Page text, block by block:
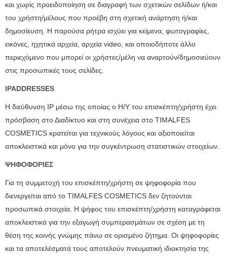
και χωρίς προειδοποίηση σε διαγραφή των σχετικών σελίδων ή/και
του χρήστη/μέλους που προέβη στη σχετική ανάρτηση ή/και
δημοσίευση. Η παρούσα ρήτρα ισχύει για κείμενα, φωτογραφίες,
εικόνες, ηχητικά αρχεία, αρχεία video, και οποιοδήποτε άλλο
περιεχόμενο που μπορεί οι χρήστες/μέλη να αναρτούν/δημοσιεύουν
στις προσωπικές τους σελίδες.
IPADDRESSES
H διεύθυνση IP μέσω της οποίας ο Η/Υ του επισκέπτη/χρήστη έχει
πρόσβαση στο Διαδίκτυο και στη συνέχεια στο TIMALFES
COSMETICS κρατείται για τεχνικούς λόγους και αξιοποιείται
αποκλειστικά και μόνο για την συγκέντρωση στατιστικών στοιχείων.
ΨΗΦΟΦΟΡΙΕΣ
Για τη συμμετοχή του επισκέπτη/χρήστη σε ψηφοφορία που
διενεργείται από το TIMALFES COSMETICS δεν ζητούνται
προσωπικά στοιχεία. Η ψήφος του επισκέπτη/χρήστη καταγράφεται
αποκλειστικά για την εξαγωγή συμπερασμάτων σε σχέση με τη
θέση της κοινής γνώμης πάνω σε ορισμένο ζήτημα. Οι ψηφοφορίες
και τα αποτελέσματά τους αποτελούν πνευματική ιδιοκτησία της